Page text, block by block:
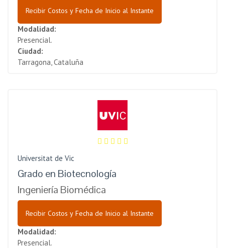
Recibir Costos y Fecha de Inicio al Instante
Modalidad:
Presencial.
Ciudad:
Tarragona, Cataluña
Universitat de Vic
Grado en Biotecnología
Ingeniería Biomédica
Recibir Costos y Fecha de Inicio al Instante
Modalidad:
Presencial.